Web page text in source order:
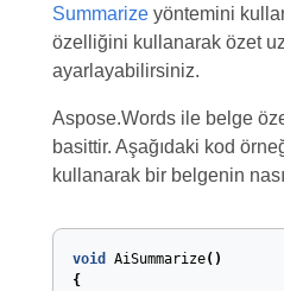
Summarizeyöntemini
özelliğini kullanarak özet
ayarlayabilirsiniz.
Aspose.Words ile belge
basittir. Aşağıdaki kod
kullanarak bir belgenin
void AiSummarize()
{